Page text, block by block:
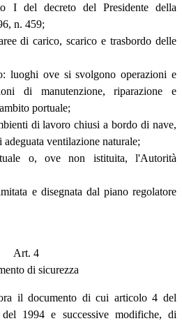
I del decreto del Presidente della
n. 459;
di carico, scarico e trasbordo delle
luoghi ove si svolgono operazioni e
di manutenzione, riparazione e
portuale;
di lavoro chiusi a bordo di nave,
ventilazione naturale;
o, ove non istituita, l'Autorità
e disegnata dal piano regolatore
Art. 4
di sicurezza
il documento di cui articolo 4 del
1994 e successive modifiche, di